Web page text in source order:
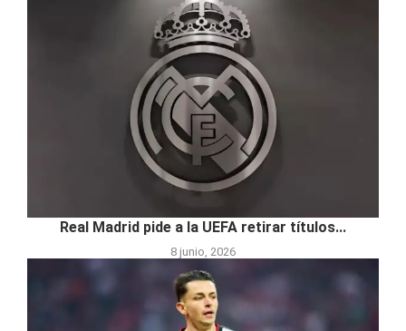
Real Madrid pide a la UEFA retirar títulos...
8 junio, 2026